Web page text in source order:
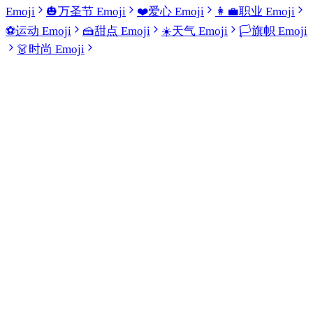
Emoji
🎃万圣节 Emoji ❤️爱心 Emoji 👩‍💼职业 Emoji
⚽运动 Emoji 🍰甜点 Emoji ☀️天气 Emoji 🏳️旗帜 Emoji
👗时尚 Emoji